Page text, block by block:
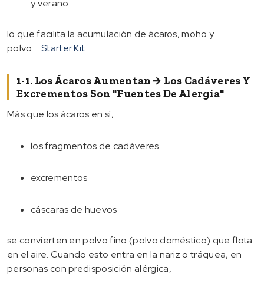
y verano
lo que facilita la acumulación de ácaros, moho y
polvo.
Starter Kit
1-1. Los Ácaros Aumentan→ Los Cadáveres Y
Excrementos Son "fuentes De Alergia"
Más que los ácaros en sí,
los fragmentos de cadáveres
excrementos
cáscaras de huevos
se convierten en polvo fino (polvo doméstico) que flota
en el aire. Cuando esto entra en la nariz o tráquea, en
personas con predisposición alérgica,